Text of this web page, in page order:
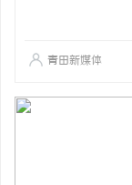
青田新媒体